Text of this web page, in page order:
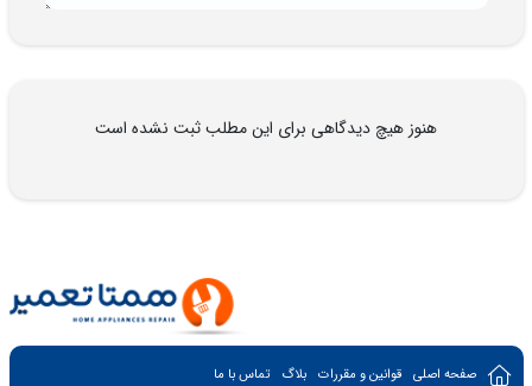
هنوز هیچ دیدگاهی برای این مطلب ثبت نشده است
صفحه اصلی قوانین و مقررات بلاگ تماس با ما